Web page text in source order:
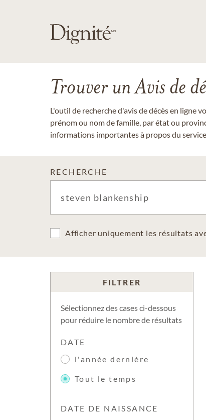
Trouver un Avis de
L'outil de recherche d'avis de décès en ligne
prénom ou nom de famille, par état ou
informations importantes à propos du
RECHERCHE
Afficher uniquement les résultats
FILTRER
Sélectionnez des cases ci-dessous
pour réduire le nombre de résultats
DATE
l'année dernière
Tout le temps
DATE DE NAISSANCE